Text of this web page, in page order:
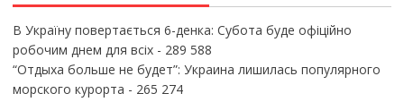
В Україну повертається 6-денка: Субота буде офіційно
робочим днем для всіх- 289 588
“Отдыха больше не будет”: Украина лишилась популярного
морского курорта - 265 274